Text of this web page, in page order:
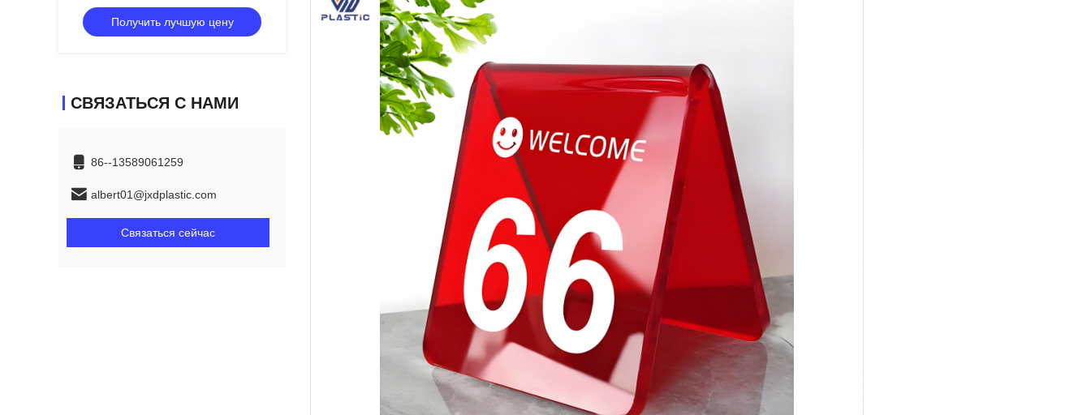
Получить лучшую цену
СВЯЗАТЬСЯ С НАМИ
86--13589061259
albert01@jxdplastic.com
Связаться сейчас